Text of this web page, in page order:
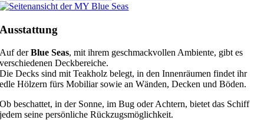
Ausstattung
Auf derBlue Seas, mit ihrem geschmackvollen Ambiente, gibt es
verschiedenen Deckbereiche.
Die Decks sind mit Teakholz belegt, in den Innenräumen findet ihr
edle Hölzern fürs Mobiliar sowie an Wänden, Decken und Böden.
Ob beschattet, in der Sonne, im Bug oder Achtern, bietet das Schiff
jedem seine persönliche Rückzugsmöglichkeit.